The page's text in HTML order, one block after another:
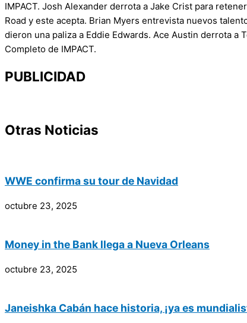
IMPACT. Josh Alexander derrota a Jake Crist para
Road y este acepta. Brian Myers entrevista nuevos
dieron una paliza a Eddie Edwards. Ace Austin derrota a
Completo de IMPACT.
PUBLICIDAD
Otras Noticias
WWE confirma su tour de Navidad
octubre 23, 2025
Money in the Bank llega a Nueva Orleans
octubre 23, 2025
Janeishka Cabán hace historia, ¡ya es